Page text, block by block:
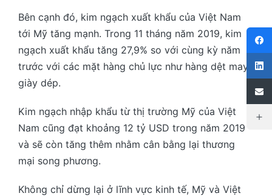
Bên cạnh đó, kim ngạch xuất khẩu của Việt Nam
tới Mỹ tăng mạnh. Trong 11 tháng năm 2019, kim
ngạch xuất khẩu tăng 27,9% so với cùng kỳ năm
trước với các mặt hàng chủ lực như hàng dệt may,
giày dép.
Kim ngạch nhập khẩu từ thị trường Mỹ của Việt
Nam cũng đạt khoảng 12 tỷ USD trong năm 2019
và sẽ còn tăng thêm nhằm cân bằng lại thương
mại song phương.
Không chỉ dừng lại ở lĩnh vực kinh tế, Mỹ và Việt